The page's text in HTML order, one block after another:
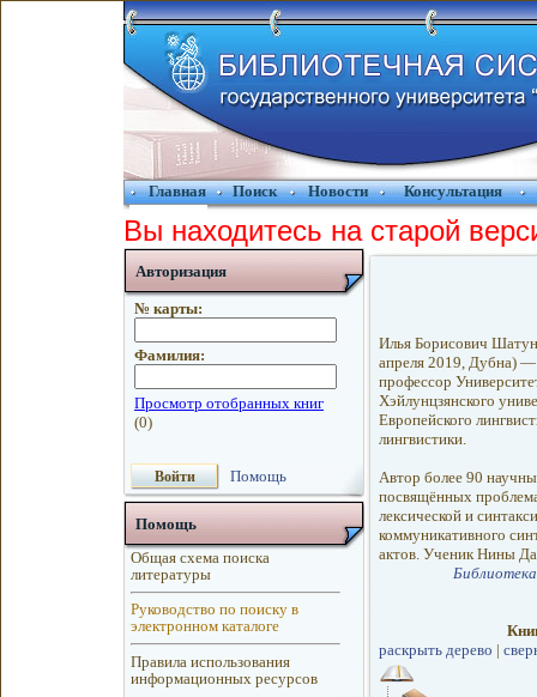
Главная Поиск Новости Консультация
Вы находитесь на старой
Авторизация
№ карты:
Фамилия:
Помощь
Помощь
Общая схема поиска
литературы
Руководство по поиску в
электронном каталоге
Правила использования
информационных ресурсов
Илья Борисович
апреля 2019, Дубна) —
профессор
Хэйлунцзянского
Европейского
лингвистики.
Автор более 90
посвящённых
лексической и
коммуникативного
актов. Ученик Нины
раскрыть дерево |